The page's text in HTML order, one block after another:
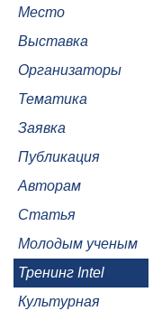
Место
Выставка
Организаторы
Тематика
Заявка
Публикация
Авторам
Статья
Молодым ученым
Тренинг Intel
Культурная